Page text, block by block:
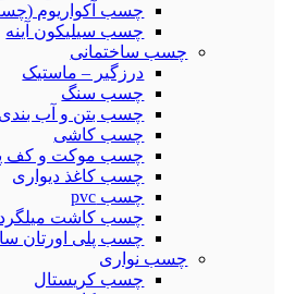
چسب آکواریوم
چسب سیلیکون آینه
چسب ساختمانی
درزگیر – ماستیک
چسب سنگ
چسب بتن و آب بندی
چسب کاشی
چسب موکت و کف
چسب کاغذ دیواری
چسب pvc
چسب کاشت
چسب پلی اورتان
چسب نواری
چسب کریستال